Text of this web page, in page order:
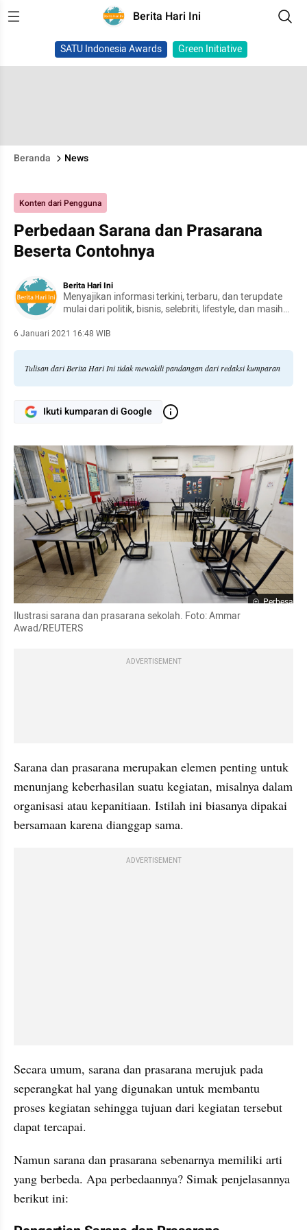
Berita Hari Ini
SATU Indonesia Awards Green Initiative
Beranda News
Konten dari Pengguna
Perbedaan Sarana dan Prasarana
Beserta Contohnya
Berita Hari Ini
Menyajikan informasi terkini, terbaru, dan terupdate
mulai dari politik, bisnis, selebriti, lifestyle, dan masih
6 Januari 2021 16:48 WIB
Tulisan dari Berita Hari Ini tidak mewakili pandangan dari redaksi kumparan
Ikuti kumparan di Google
Perbesar
Ilustrasi sarana dan prasarana sekolah. Foto: Ammar
Awad/REUTERS
ADVERTISEMENT
Sarana dan prasarana merupakan elemen penting untuk
menunjang keberhasilan suatu kegiatan, misalnya dalam
organisasi atau kepanitiaan. Istilah ini biasanya dipakai
bersamaan karena dianggap sama.
ADVERTISEMENT
Secara umum, sarana dan prasarana merujuk pada
seperangkat hal yang digunakan untuk membantu
proses kegiatan sehingga tujuan dari kegiatan tersebut
dapat tercapai.
Namun sarana dan prasarana sebenarnya memiliki arti
yang berbeda. Apa perbedaannya? Simak penjelasannya
berikut ini: